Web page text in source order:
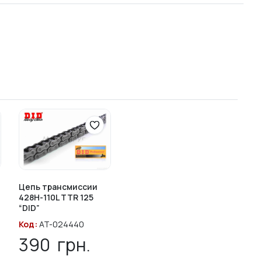
Цепь трансмиссии
428H-110L TTR 125
“DID”
Код: AT-024440
390 грн.